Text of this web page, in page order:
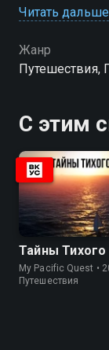
истории и
Посмотреть
путешествий
Читать дальше
Жанр
Путешествия,
С этим
Тайны Тихого
My Pacific Quest •
Путешествия